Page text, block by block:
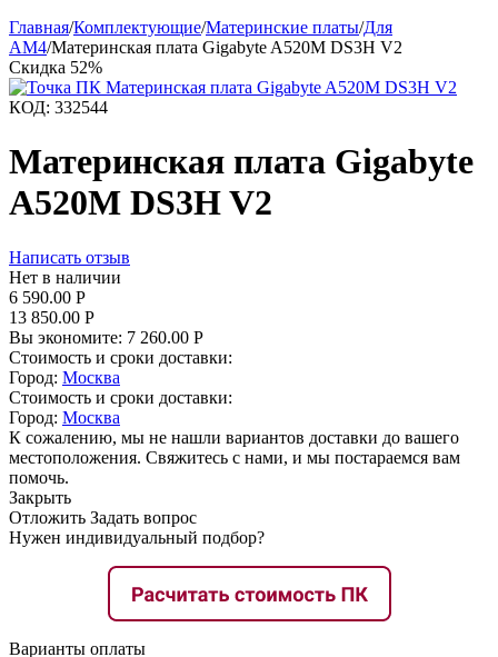
Главная/Комплектующие/Материнские платы/Для
AM4/Материнская плата Gigabyte A520M DS3H V2
Скидка 52%
КОД: 332544
Материнская плата Gigabyte
A520M DS3H V2
Написать отзыв
Нет в наличии
6 590.00 Р
13 850.00 Р
Вы экономите: 7 260.00 Р
Стоимость и сроки доставки:
Город: Москва
Стоимость и сроки доставки:
Город: Москва
К сожалению, мы не нашли вариантов доставки до вашего
местоположения. Свяжитесь с нами, и мы постараемся вам
помочь.
Закрыть
Отложить Задать вопрос
Нужен индивидуальный подбор?
Варианты оплаты